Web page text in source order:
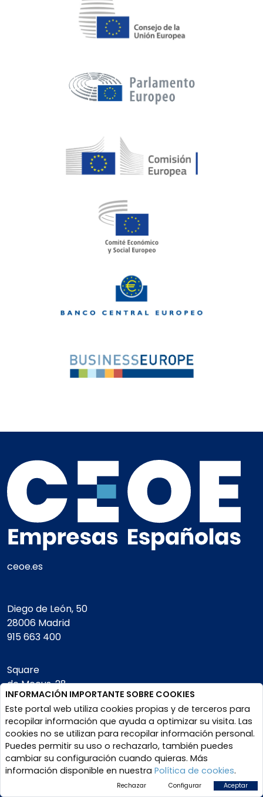
ceoe.es
Diego de León, 50
28006 Madrid
915 663 400
Square
de Meeus, 28.
1000 Bruselas
+32 (0) 2897 87 70
CIF- G28496636
Home
INFORMACIÓN IMPORTANTE SOBRE COOKIES
Este portal web utiliza cookies propias y de terceros para
recopilar información que ayuda a optimizar su visita. Las
cookies no se utilizan para recopilar información personal.
Puedes permitir su uso o rechazarlo, también puedes
cambiar su configuración cuando quieras. Más
información disponible en nuestra Política de cookies.
Rechazar Configurar Aceptar